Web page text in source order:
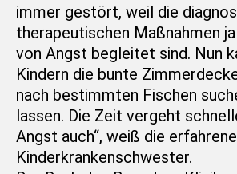
immer gestört, weil die
therapeutischen Maßnahmen
von Angst begleitet sind. Nun
Kindern die bunte
nach bestimmten Fischen
lassen. Die Zeit vergeht
Angst auch“, weiß die erfahrene
Kinderkrankenschwester.